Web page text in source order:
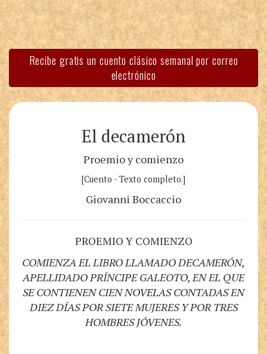
Recibe gratis un cuento clásico semanal por correo
electrónico
El decamerón
Proemio y comienzo
[Cuento - Texto completo.]
Giovanni Boccaccio
PROEMIO Y COMIENZO
COMIENZA EL LIBRO LLAMADO DECAMERÓN,
APELLIDADO PRÍNCIPE GALEOTO, EN EL QUE
SE CONTIENEN CIEN NOVELAS CONTADAS EN
DIEZ DÍAS POR SIETE MUJERES Y POR TRES
HOMBRES JÓVENES.